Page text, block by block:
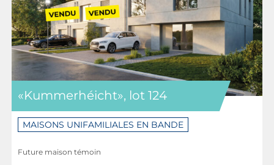
«Kummerhéicht», lot 124
MAISONS UNIFAMILIALES EN BANDE
Future maison témoin